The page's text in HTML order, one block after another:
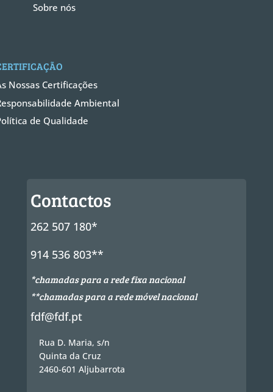
Sobre nós
Nossas Certificações
Ambiental
de Qualidade
Contactos
262 507 180*
914 536 803**
*chamadas para a rede fixa nacional
**chamadas para a rede móvel nacional
fdf@fdf.pt
Rua D. Maria, s/n
Quinta da Cruz
2460-601 Aljubarrota